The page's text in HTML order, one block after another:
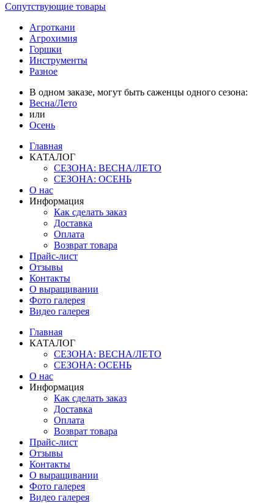
Сопутствующие товары
Агроткани
Агрохимия
Горшки
Инструменты
Разное
В одном заказе, могут быть саженцы одного сезона:
Весна/Лето
или
Осень
Главная
КАТАЛОГ
СЕЗОНА: ВЕСНА/ЛЕТО
СЕЗОНА: ОСЕНЬ
О нас
Информация
Как сделать заказ
Доставка
Оплата
Возврат товара
Прайс-лист
Отзывы
Контакты
О выращивании
Фото галерея
Видео галерея
Главная
КАТАЛОГ
СЕЗОНА: ВЕСНА/ЛЕТО
СЕЗОНА: ОСЕНЬ
О нас
Информация
Как сделать заказ
Доставка
Оплата
Возврат товара
Прайс-лист
Отзывы
Контакты
О выращивании
Фото галерея
Видео галерея